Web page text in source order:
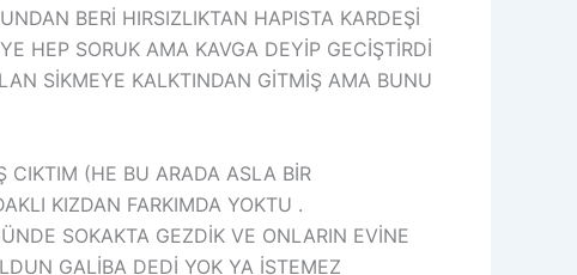
BERİ HIRSIZLIKTAN HAPISTA KARDEŞİ
HEP SORUK AMA KAVGA DEYİP GECİŞTİRDİ
SİKMEYE KALKTINDAN GİTMİŞ AMA BUNU
CIKTIM (HE BU ARADA ASLA BİR
KIZDAN FARKIMDA YOKTU .
SOKAKTA GEZDİK VE ONLARIN EVİNE
GALİBA DEDİ YOK YA İSTEMEZ